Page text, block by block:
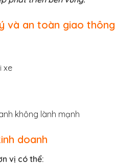
và an toàn giao thông
xe
không lành mạnh
doanh
vị có thể: